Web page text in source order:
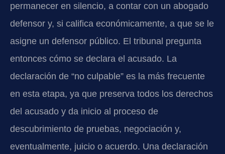
permanecer en silencio, a contar con un abogado
defensor y, si califica económicamente, a que se le
asigne un defensor público. El tribunal pregunta
entonces cómo se declara el acusado. La
declaración de “no culpable” es la más frecuente
en esta etapa, ya que preserva todos los derechos
del acusado y da inicio al proceso de
descubrimiento de pruebas, negociación y,
eventualmente, juicio o acuerdo. Una declaración